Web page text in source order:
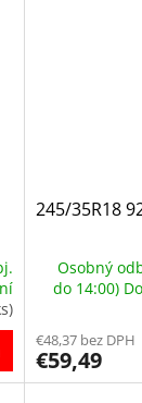
245/35R18
Osobný
do 14:00)
€48,37 bez DPH
€59,49